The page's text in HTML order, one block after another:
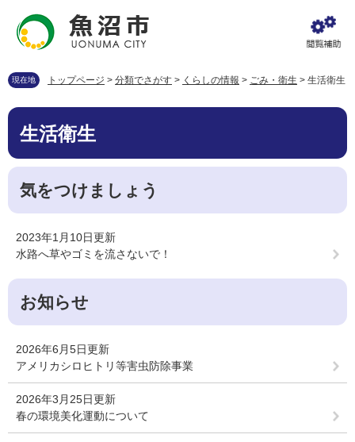
先
で
を
ば
本
文
現在地 トップページ > 分類でさがす > くらしの情報 > ごみ・衛生 > 生活衛生
本
生活衛生
気をつけましょう
2023年1月10日更新
水路へ草やゴミを流さないで！
お知らせ
2026年6月5日更新
アメリカシロヒトリ等害虫防除事業
2026年3月25日更新
春の環境美化運動について